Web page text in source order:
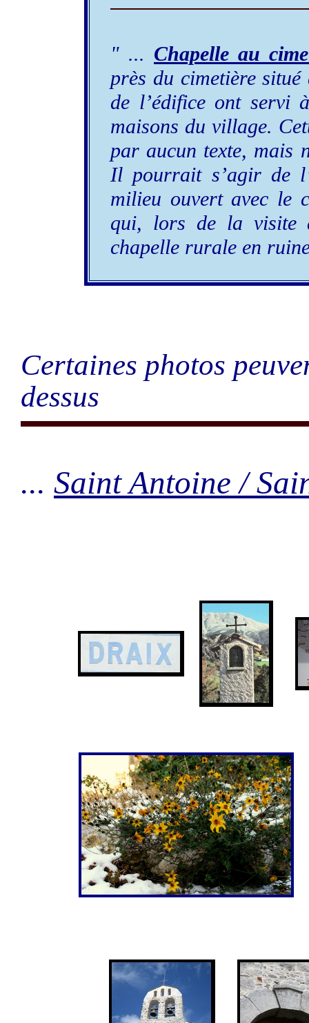
" ... Chapelle au
près du cimetière
de l’édifice ont servi
maisons du village.
par aucun texte, mais
Il pourrait s’agir de
milieu ouvert avec le
qui, lors de la visite
chapelle rurale en
Certaines photos
dessus
... Saint Antoine /